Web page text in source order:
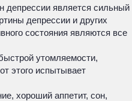
депрессии является сильный
депрессии и других
состояния являются все
утомляемости,
этого испытывает
хороший аппетит, сон,